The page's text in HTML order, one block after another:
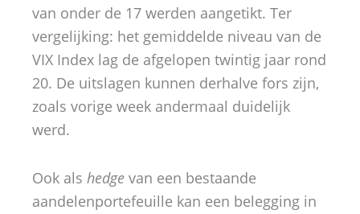
van onder de 17 werden aangetikt. Ter
vergelijking: het gemiddelde niveau van de
VIX Index lag de afgelopen twintig jaar rond
20. De uitslagen kunnen derhalve fors zijn,
zoals vorige week andermaal duidelijk
werd.
Ook als hedge van een bestaande
aandelenportefeuille kan een belegging in